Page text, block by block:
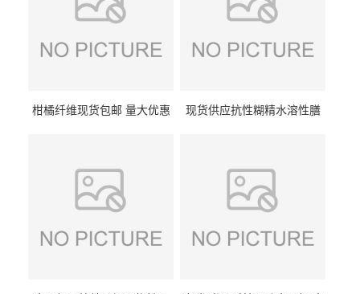
柑橘纤维现货包邮 量大优惠
现货供应抗性糊精水溶性膳